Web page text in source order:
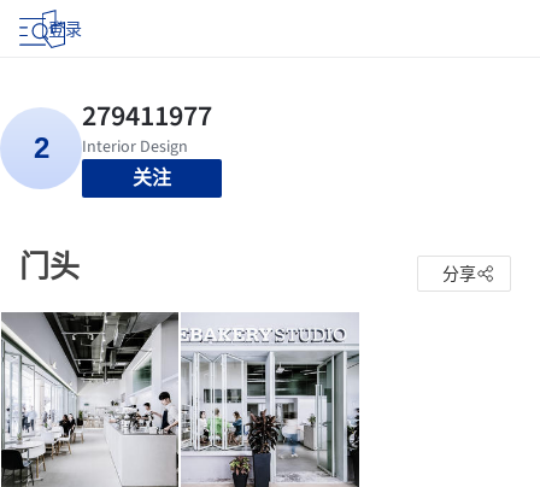
登录
关注
门头 分享